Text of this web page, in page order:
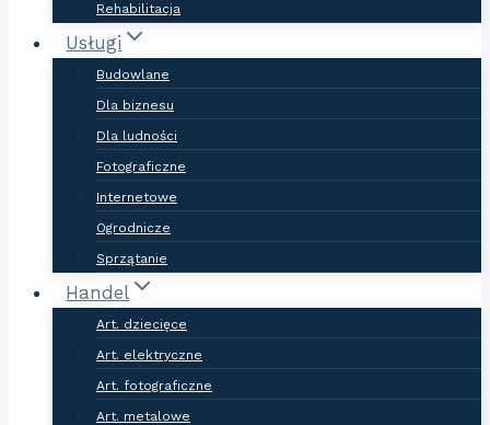
Rehabilitacja
Usługi
Budowlane
Dla biznesu
Dla ludności
Fotograficzne
Internetowe
Ogrodnicze
Sprzątanie
Handel
Art. dziecięce
Art. elektryczne
Art. fotograficzne
Art. metalowe